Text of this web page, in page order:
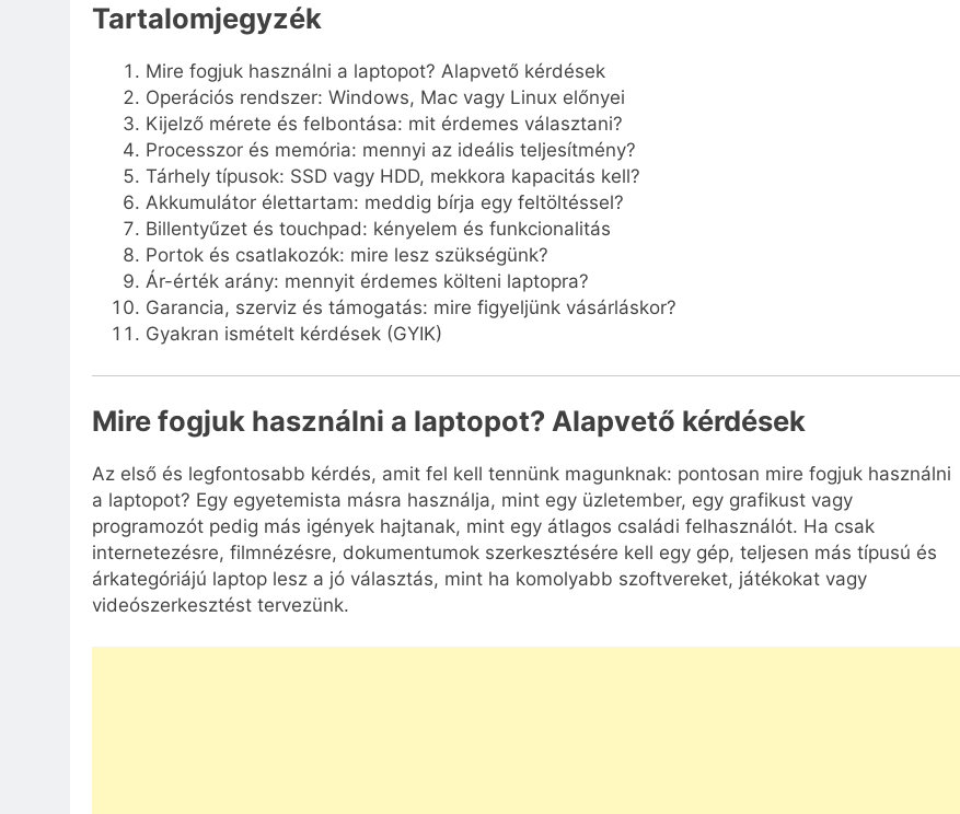
Tartalomjegyzék
Mire fogjuk használni a laptopot? Alapvető kérdések
Operációs rendszer: Windows, Mac vagy Linux előnyei
Kijelző mérete és felbontása: mit érdemes választani?
Processzor és memória: mennyi az ideális teljesítmény?
Tárhely típusok: SSD vagy HDD, mekkora kapacitás kell?
Akkumulátor élettartam: meddig bírja egy feltöltéssel?
Billentyűzet és touchpad: kényelem és funkcionalitás
Portok és csatlakozók: mire lesz szükségünk?
Ár-érték arány: mennyit érdemes költeni laptopra?
Garancia, szerviz és támogatás: mire figyeljünk vásárláskor?
Gyakran ismételt kérdések (GYIK)
Mire fogjuk használni a laptopot? Alapvető kérdések
Az első és legfontosabb kérdés, amit fel kell tennünk magunknak: pontosan mire fogjuk használni
a laptopot? Egy egyetemista másra használja, mint egy üzletember, egy grafikust vagy
programozót pedig más igények hajtanak, mint egy átlagos családi felhasználót. Ha csak
internetezésre, filmnézésre, dokumentumok szerkesztésére kell egy gép, teljesen más típusú és
árkategóriájú laptop lesz a jó választás, mint ha komolyabb szoftvereket, játékokat vagy
videószerkesztést tervezünk.